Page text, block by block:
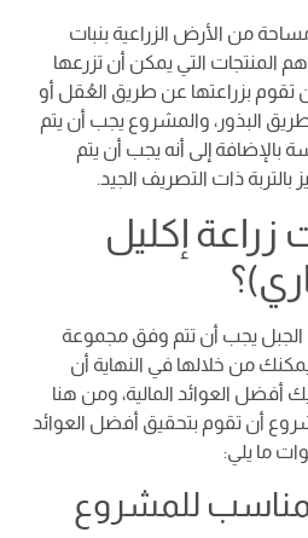
من الأرض الزراعية بنبات
المنتجات التي يمكن أن تزرعها
تقوم بزراعتها عن طريق العُقل أو
البذور، والمشروع يجب أن يتم
بالإضافة إلى أنه يجب أن يتم
بالتربة ذات التصريف الجيد.
إكليل
الجبل يجب أن تتم وفق مجموعة
من خلالها في النهاية أن
أفضل العوائد المالية، ومن هنا
أن تقوم بتحقيق أفضل العوائد
ما يلي:
للمشروع